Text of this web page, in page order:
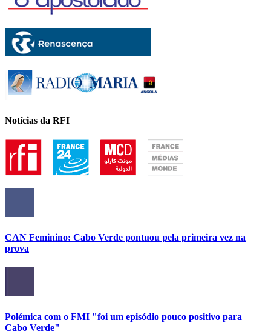
Notícias da RFI
CAN Feminino: Cabo Verde pontuou pela primeira vez na
prova
Polémica com o FMI "foi um episódio pouco positivo para
Cabo Verde"